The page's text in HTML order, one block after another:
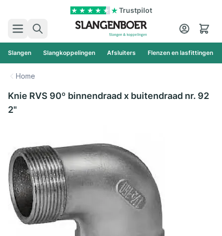
Trustpilot
Zoek
Cart
Slangen Slangkoppelingen Afsluiters Flenzen en lasfittingen
Home
Knie RVS 90º binnendraad x buitendraad nr. 92
2"